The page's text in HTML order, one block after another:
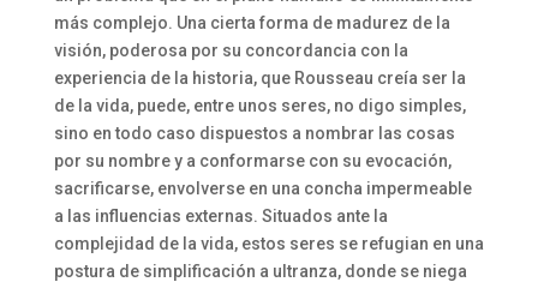
más complejo. Una cierta forma de madurez de la
visión, poderosa por su concordancia con la
experiencia de la historia, que Rousseau creía ser la
de la vida, puede, entre unos seres, no digo simples,
sino en todo caso dispuestos a nombrar las cosas
por su nombre y a conformarse con su evocación,
sacrificarse, envolverse en una concha impermeable
a las influencias externas. Situados ante la
complejidad de la vida, estos seres se refugian en una
postura de simplificación a ultranza, donde se niega